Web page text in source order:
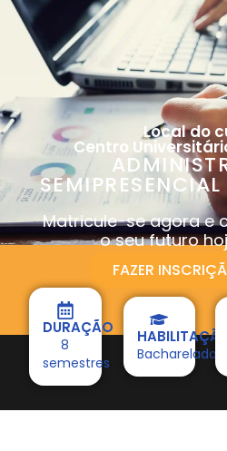
Local do
Centro
Matricule-se agora e
o seu futuro
FAZER
DURAÇÃO
8
semestres
Bacharelado